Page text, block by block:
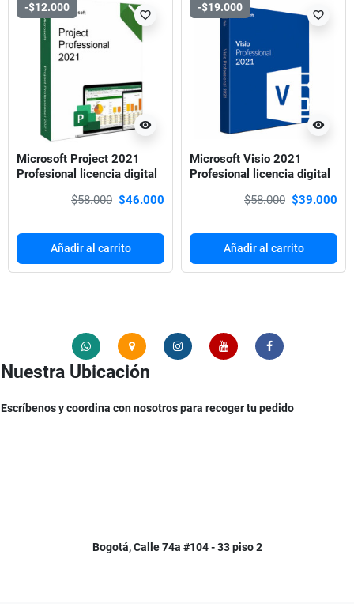
-$12.000
visibility
favorite_border
Microsoft Project 2021
Profesional licencia digital
$58.000 $46.000
Añadir al carrito
-$19.000
visibility
favorite_border
Microsoft Visio 2021
Profesional licencia digital
$58.000 $39.000
Añadir al carrito
Nuestra Ubicación
Escríbenos y coordina con nosotros para recoger tu pedido
Bogotá, Calle 74a #104 - 33 piso 2